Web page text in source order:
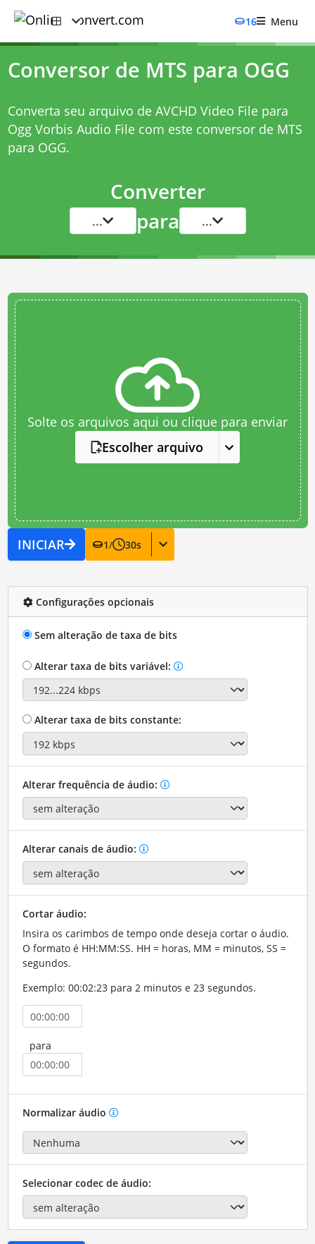
16 Menu
Conversor de MTS para OGG
Converta seu arquivo de AVCHD Video File para
Ogg Vorbis Audio File com este conversor de MTS
para OGG.
Converter
... para ...
Solte os arquivos aqui ou clique para enviar
Escolher arquivo
INICIAR 1/ 30s
Configurações opcionais
Sem alteração de taxa de bits
Alterar taxa de bits variável:
Alterar taxa de bits constante:
Alterar frequência de áudio:
Alterar canais de áudio:
Cortar áudio:
Insira os carimbos de tempo onde deseja cortar o áudio.
O formato é HH:MM:SS. HH = horas, MM = minutos, SS =
segundos.
Exemplo: 00:02:23 para 2 minutos e 23 segundos.
para
Normalizar áudio
Selecionar codec de áudio: